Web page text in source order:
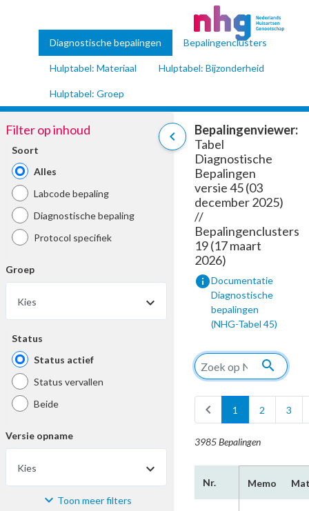
Diagnostische bepalingen Bepalingenclusters
Hulptabel: Materiaal Hulptabel: Bijzonderheid
Hulptabel: Groep
chevron_left
Filter op inhoud
Soort
Alles
Labcode bepaling
Diagnostische bepaling
Protocol specifiek
Groep
Kies
Status
Status actief
Status vervallen
Beide
Versie opname
Kies
Materiaal Toon meer filters
Bepalingenviewer:
Tabel
Diagnostische
Bepalingen
versie 45 (03
december 2025)
//
Bepalingenclusters
19 (17 maart
2026)
infoDocumentatie
Diagnostische
bepalingen
(NHG-Tabel 45)
search
chevron_left 1 2 3
3985 Bepalingen
Nr. Memo